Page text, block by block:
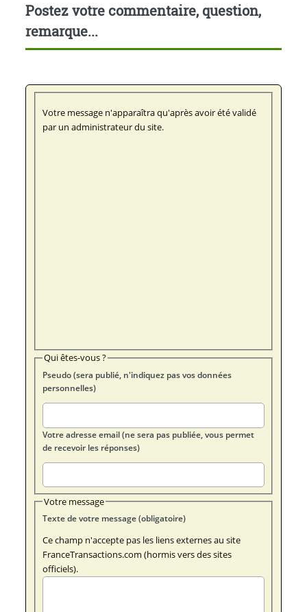
Postez votre commentaire, question,
remarque...
Votre message n'apparaîtra qu'après avoir été validé
par un administrateur du site.
Qui êtes-vous ?
Pseudo (sera publié, n'indiquez pas vos données
personnelles)
Votre adresse email (ne sera pas publiée, vous permet
de recevoir les réponses)
Votre message
Texte de votre message (obligatoire)
Ce champ n'accepte pas les liens externes au site
FranceTransactions.com (hormis vers des sites
officiels).